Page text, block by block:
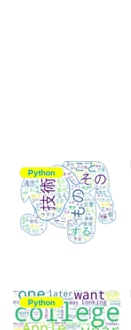
Python
Python